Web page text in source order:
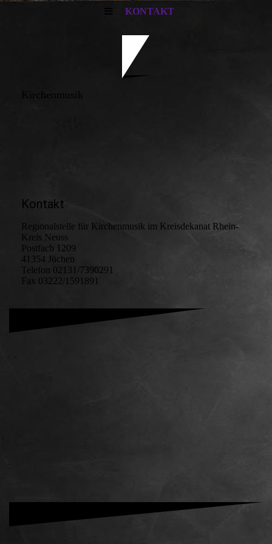
KONTAKT
Kirchenmusik
Kontakt
Regionalstelle für Kirchenmusik im Kreisdekanat Rhein-
Kreis Neuss
Postfach 1209
41354 Jüchen
Telefon 02131/7390291
Fax 03222/1591891